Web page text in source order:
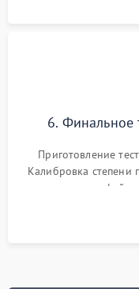
6. Финальное
Приготовление
Калибровка степени
плотности
качества молочной